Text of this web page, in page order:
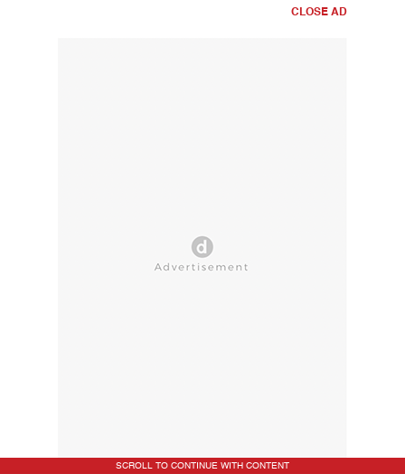
CLOSE AD
SCROLL TO CONTINUE WITH CONTENT